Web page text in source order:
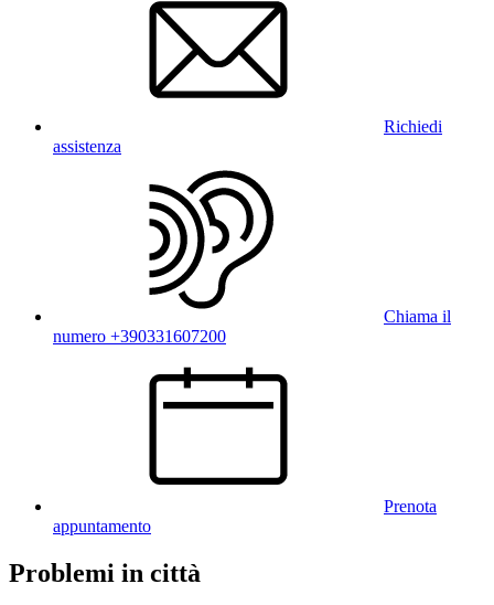
Richiedi
assistenza
Chiama il
numero +390331607200
Prenota
appuntamento
Problemi in città